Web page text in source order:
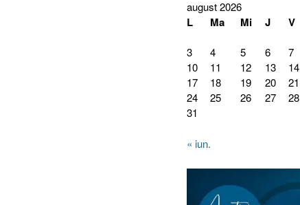
august 2026
L Ma Mi J V
3
4 5 6 7
10
11 12 13 14
17
18 19 20 21
24
25 26 27 28
31
« iun.